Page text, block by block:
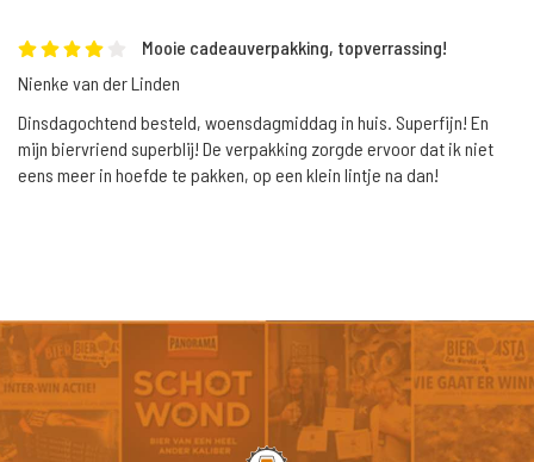
Mooie cadeauverpakking, topverrassing!
Nienke van der Linden
Dinsdagochtend besteld, woensdagmiddag in huis. Superfijn! En
mijn biervriend superblij! De verpakking zorgde ervoor dat ik niet
eens meer in hoefde te pakken, op een klein lintje na dan!